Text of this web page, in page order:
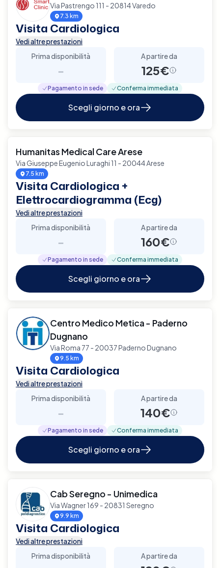
Via Pastrengo 111 - 20814 Varedo
7.3 km
Visita Cardiologica
Vedi altre prestazioni
Prima disponibilità
-
A partire da
125€
Pagamento in sede Conferma immediata
Scegli giorno e ora
Humanitas Medical Care Arese
Via Giuseppe Eugenio Luraghi 11 - 20044 Arese
7.5 km
Visita Cardiologica +
Elettrocardiogramma (Ecg)
Vedi altre prestazioni
Prima disponibilità
-
A partire da
160€
Pagamento in sede Conferma immediata
Scegli giorno e ora
Centro Medico Metica - Paderno
Dugnano
Via Roma 77 - 20037 Paderno Dugnano
9.5 km
Visita Cardiologica
Vedi altre prestazioni
Prima disponibilità
-
A partire da
140€
Pagamento in sede Conferma immediata
Scegli giorno e ora
Cab Seregno - Unimedica
Via Wagner 169 - 20831 Seregno
9.9 km
Visita Cardiologica
Vedi altre prestazioni
Prima disponibilità
A partire da